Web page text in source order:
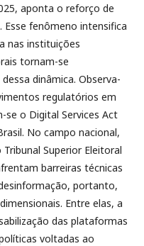
aponta o reforço de
fenômeno intensifica
nas instituições
tornam-se
dinâmica. Observa-
regulatórios em
se o Digital Services Act
No campo nacional,
Superior Eleitoral
barreiras técnicas
portanto,
Entre elas, a
das plataformas
voltadas ao